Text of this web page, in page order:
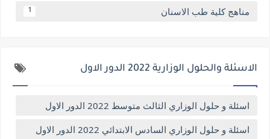
مناهج كلية طب الاسنان 1
الاسئلة والحلول الوزارية 2022 الدور الاول
اسئلة و حلول الوزاري الثالث متوسط 2022 الدور الاول
اسئلة و حلول الوزاري السادس الابتدائي 2022 الدور الاول